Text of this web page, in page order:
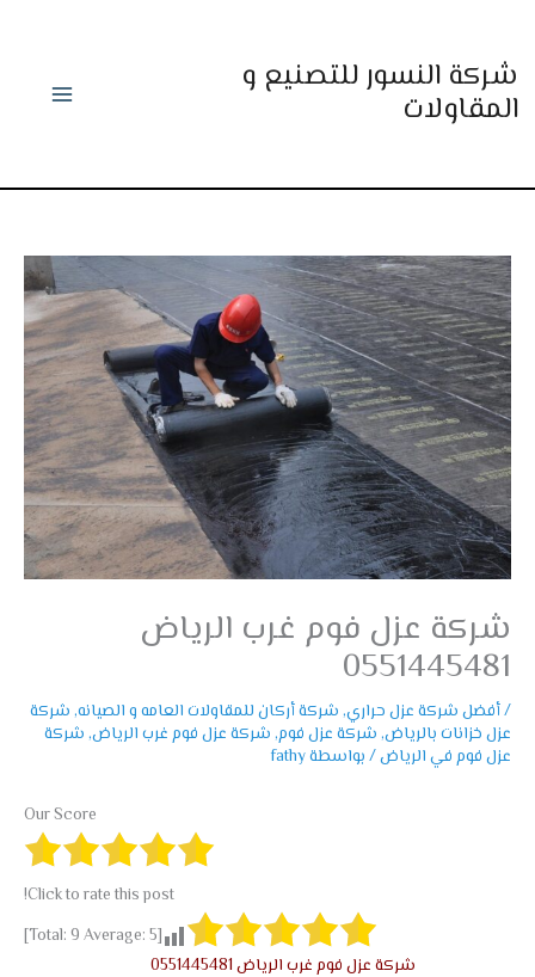
المحتوى
شركة النسور للتصنيع و
المقاولات
شركة عزل فوم غرب الرياض
0551445481
/أفضل شركة عزل حراري,شركة أركان للمقاولات العامه و الصيانه,شركة
عزل خزانات بالرياض,شركة عزل فوم,شركة عزل فوم غرب الرياض,شركة
عزل فوم في الرياض/ بواسطةfathy
Our Score
Click to rate this post!
[Total:
9Average:5
]
شركة عزل فوم غرب الرياض 0551445481